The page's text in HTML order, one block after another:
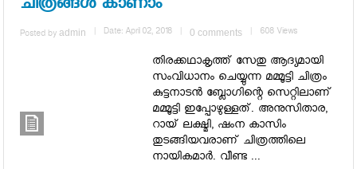
ചിത്രങ്ങള്‍ കാണാം
Posted byadmin | Date: April 02, 2018 | 0 comments | 608 Views
തിരക്കഥാകൃത്ത് സേതു ആദ്യമായി
സംവിധാനം ചെയ്യുന്ന മമ്മൂട്ടി ചിത്രം
കുട്ടനാടന്‍ ബ്ലോഗിന്റെ സെറ്റിലാണ്
മമ്മൂട്ടി ഇപ്പോഴുള്ളത്. അനുസിതാര,
റായ് ലക്ഷ്മി, ഷംന കാസിം
തുടങ്ങിയവരാണ് ചിത്രത്തിലെ
നായികമാര്‍. വീണ്ട ...